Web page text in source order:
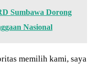
Sumbawa Dorong
Nasional
memilih kami, saya